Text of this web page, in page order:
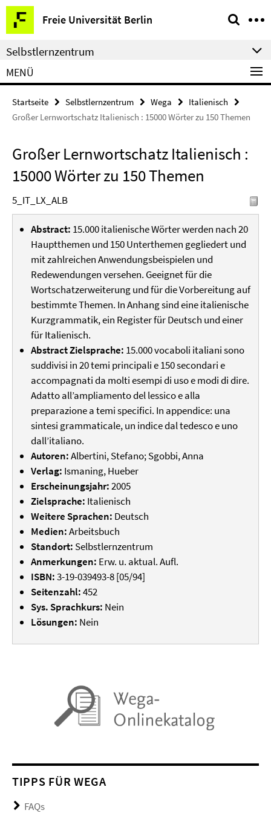
Springe
direkt
zu
Inhalt
Freie Universität Berlin
Service-
Navigation
Selbstlernzentrum
MENÜ
Startseite Selbstlernzentrum Wega
Italienisch
Großer Lernwortschatz Italienisch : 15000 Wörter zu 150 Themen
Großer Lernwortschatz Italienisch :
15000 Wörter zu 150 Themen
5_IT_LX_ALB
Abstract: 15.000 italienische Wörter werden nach 20
Hauptthemen und 150 Unterthemen gegliedert und
mit zahlreichen Anwendungsbeispielen und
Redewendungen versehen. Geeignet für die
Wortschatzerweiterung und für die Vorbereitung auf
bestimmte Themen. In Anhang sind eine italienische
Kurzgrammatik, ein Register für Deutsch und einer
für Italienisch.
Abstract Zielsprache: 15.000 vocaboli italiani sono
suddivisi in 20 temi principali e 150 secondari e
accompagnati da molti esempi di uso e modi di dire.
Adatto all’ampliamento del lessico e alla
preparazione a temi specifici. In appendice: una
sintesi grammaticale, un indice dal tedesco e uno
dall’italiano.
Autoren:Albertini, Stefano; Sgobbi, Anna
Verlag: Ismaning, Hueber
Erscheinungsjahr:2005
Zielsprache: Italienisch
Weitere Sprachen: Deutsch
Medien:Arbeitsbuch
Standort: Selbstlernzentrum
Anmerkungen: Erw. u. aktual. Aufl.
ISBN:3-19-039493-8 [05/94]
Seitenzahl:452
Sys. Sprachkurs: Nein
Lösungen: Nein
TIPPS FÜR WEGA
FAQs